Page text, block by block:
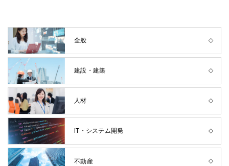
全般
建設・建築
人材
IT・システム開発
不動産